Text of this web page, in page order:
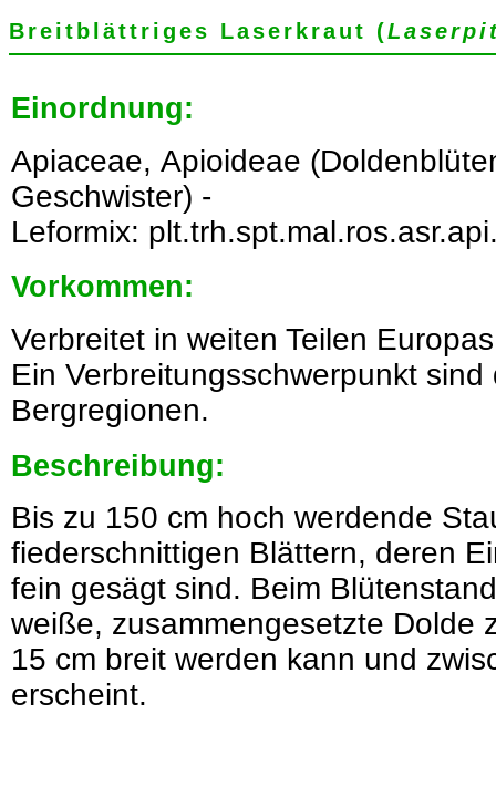
Breitblättriges Laserkraut (
Einordnung:
Apiaceae, Apioideae
Geschwister) -
Leformix:
Vorkommen:
Verbreitet in weiten Teilen
Ein Verbreitungsschwerpunkt
Bergregionen.
Beschreibung:
Bis zu 150 cm hoch werdende
fiederschnittigen Blättern, deren
fein gesägt sind. Beim
weiße, zusammengesetzte Dolde
15 cm breit werden kann und
erscheint.